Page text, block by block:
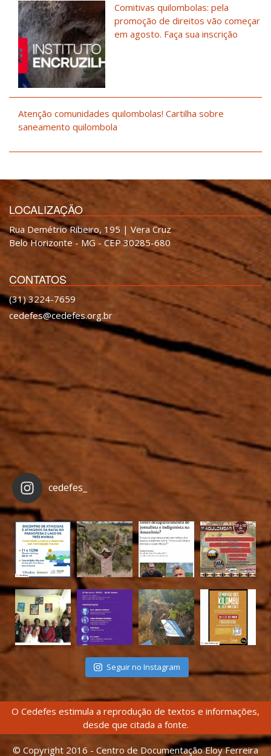
Comitivas quilombolas: pela
promoção de direitos vão começar
em agosto. Faça sua inscrição
Atenção comunidades quilombolas! Cartilha sobre
saneamento quilombola
LOCALIZAÇÃO
Rua Demétrio Ribeiro, 195 | Vera Cruz
Belo Horizonte - MG - CEP 30285-680
CONTATOS
(31) 3224-7659
cedefes@cedefes.org.br
cedefes_
Seguir no Instagram
O Cedefes estimula a reprodução de textos e informações,
desde que citada a fonte.
© Copyright 2016 - Centro de Documentação Eloy Ferreira